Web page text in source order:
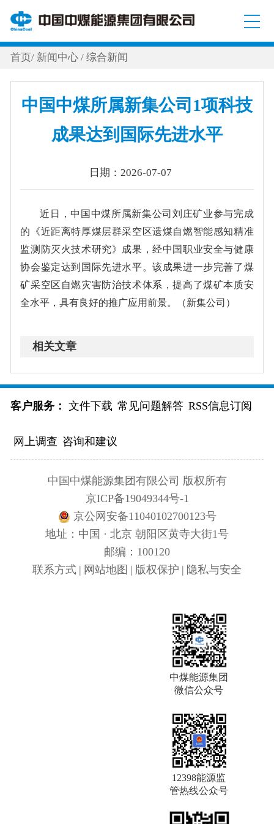
首页/ 新闻中心/综合新闻
中国中煤所属新集公司1项科技
成果达到国际先进水平
日期：2026-07-07
近日，中国中煤所属新集公司刘庄矿业参与完成
的《近距离特厚煤层群采空区遗煤自燃智能感知精准
监测防灭火技术研究》成果，经中国职业安全与健康
协会鉴定达到国际先进水平。该成果进一步完善了煤
矿采空区自燃灾害防治技术体系，提高了煤矿本质安
全水平，具有良好的推广应用前景。（新集公司）
相关文章
客户服务： 文件下载 常见问题解答 RSS信息订阅
网上调查 咨询和建议
中国中煤能源集团有限公司 版权所有
京ICP备19049344号-1
京公网安备11040102700123号
地址：中国 · 北京 朝阳区黄寺大街1号
邮编：100120
联系方式 | 网站地图 | 版权保护 | 隐私与安全
中煤能源集团
微信公众号
12398能源监
管热线公众号